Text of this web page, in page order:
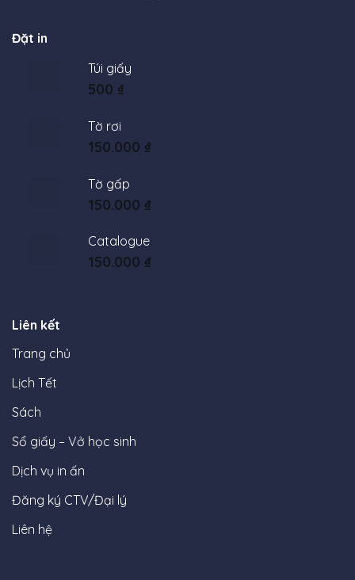
Đặt in
Túi giấy
500 ₫
Tờ rơi
150.000 ₫
Tờ gấp
150.000 ₫
Catalogue
150.000 ₫
Liên kết
Trang chủ
Lịch Tết
Sách
Sổ giấy – Vở học sinh
Dịch vụ in ấn
Đăng ký CTV/Đại lý
Liên hệ